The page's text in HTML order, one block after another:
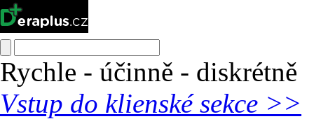
Rychle - účinně - diskrétně
Vstup do klienské sekce >>